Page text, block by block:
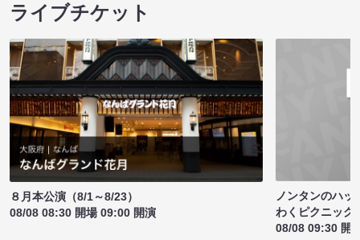
ライブチケット
８月本公演（8/1～8/23）
08/08 08:30 開場 09:00 開演
ノンタンのハッ
わくピクニック
08/08 09:30 開